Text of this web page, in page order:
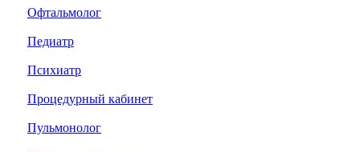
Офтальмолог
Педиатр
Психиатр
Процедурный кабинет
Пульмонолог